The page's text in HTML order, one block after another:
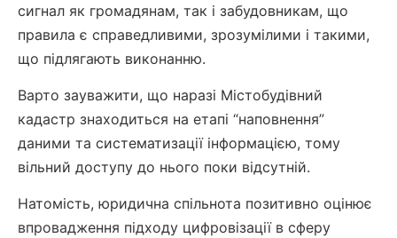
сигнал як громадянам, так і забудовникам, що
правила є справедливими, зрозумілими і такими,
що підлягають виконанню.
Варто зауважити, що наразі Містобудівний
кадастр знаходиться на етапі “наповнення”
даними та систематизації інформацією, тому
вільний доступу до нього поки відсутній.
Натомість, юридична спільнота позитивно оцінює
впровадження підходу цифровізації в сферу